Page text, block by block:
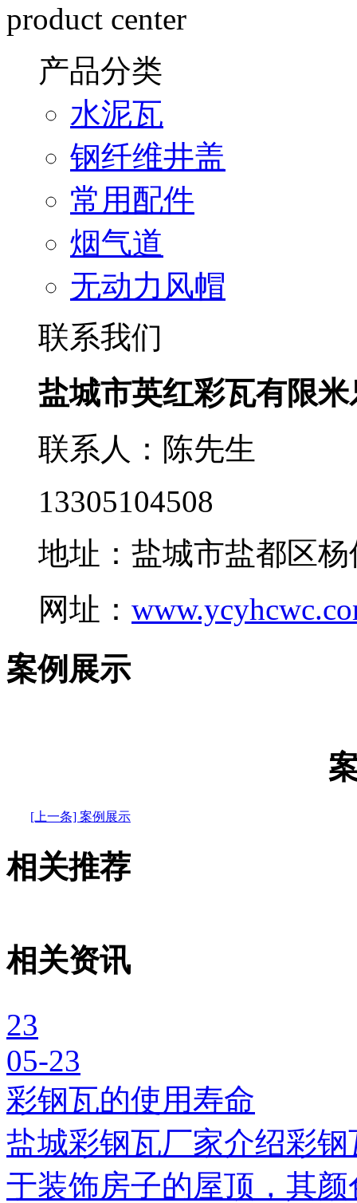
product center
产品分类
水泥瓦
钢纤维井盖
常用配件
烟气道
无动力风帽
联系我们
盐城市英红彩瓦有限
联系人：陈先生
13305104508
地址：盐城市盐都区
网址：
案例展示
[上一条] 案例展示
相关推荐
相关资讯
23
05-23
彩钢瓦的使用寿命
盐城彩钢瓦厂家介绍彩
于装饰房子的屋顶，其